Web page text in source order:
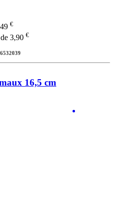
€
3,90 €
16,5 cm